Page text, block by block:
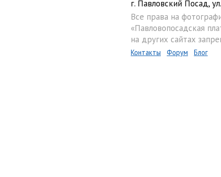
г. Павловский Посад,
Все права на
«Павловопосадская
на других сайтах
Контакты Форум Блог